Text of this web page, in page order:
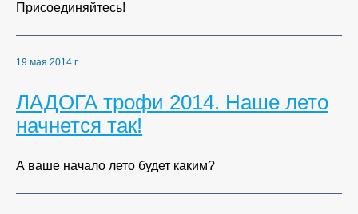
Присоединяйтесь!
19 мая 2014 г.
ЛАДОГА трофи 2014. Наше лето
начнется так!
А ваше начало лето будет каким?